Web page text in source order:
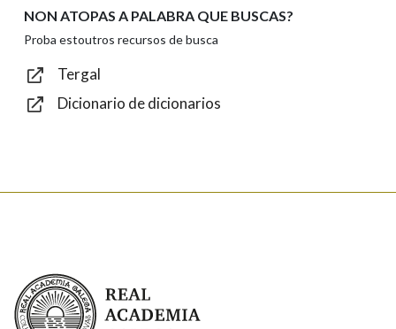
Texto de verificación
NON ATOPAS A PALABRA QUE BUSCAS?
Proba estoutros recursos de busca
Tergal
Dicionario de dicionarios
Real Academia Galega